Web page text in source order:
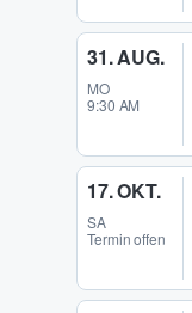
31. AUG.
MO
9:30 AM
17. OKT.
SA
Termin offen